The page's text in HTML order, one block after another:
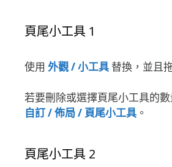
頁尾小工具 1
使用 外觀 / 小工具 替換，並且
若要刪除或選擇頁尾小工具的
自訂 / 佈局 / 頁尾小工具 。
頁尾小工具 2